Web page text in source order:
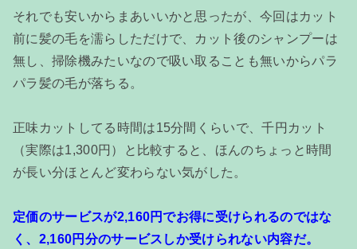
それでも安いからまあいいかと思ったが、今回はカット
前に髪の毛を濡らしただけで、カット後のシャンプーは
無し、掃除機みたいなので吸い取ることも無いからパラ
パラ髪の毛が落ちる。
正味カットしてる時間は15分間くらいで、千円カット
（実際は1,300円）と比較すると、ほんのちょっと時間
が長い分ほとんど変わらない気がした。
定価のサービスが2,160円でお得に受けられるのではな
く、2,160円分のサービスしか受けられない内容だ。